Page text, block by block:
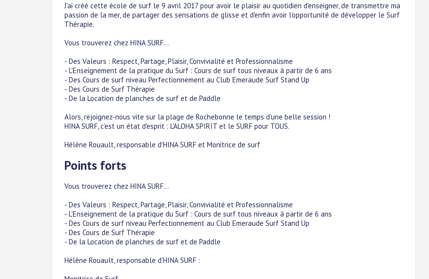
J'ai créé cette école de surf le 9 avril 2017 pour avoir le plaisir au quotidien d'enseigner, de transmettre ma
passion de la mer, de partager des sensations de glisse et d'enfin avoir l'opportunité de développer le Surf
Thérapie.
Vous trouverez chez HINA SURF...
- Des Valeurs : Respect, Partage, Plaisir, Convivialité et Professionnalisme
- L'Enseignement de la pratique du Surf : Cours de surf tous niveaux à partir de 6 ans
- Des Cours de surf niveau Perfectionnement au Club Emeraude Surf Stand Up
- Des Cours de Surf Thérapie
- De la Location de planches de surf et de Paddle
Alors, rejoignez-nous vite sur la plage de Rochebonne le temps d'une belle session !
HINA SURF, c'est un état d'esprit : L'ALOHA SPIRIT et le SURF pour TOUS.
Hélène Rouault, responsable d'HINA SURF et Monitrice de surf
Points forts
Vous trouverez chez HINA SURF...
- Des Valeurs : Respect, Partage, Plaisir, Convivialité et Professionnalisme
- L'Enseignement de la pratique du Surf : Cours de surf tous niveaux à partir de 6 ans
- Des Cours de surf niveau Perfectionnement au Club Emeraude Surf Stand Up
- Des Cours de Surf Thérapie
- De la Location de planches de surf et de Paddle
Hélène Rouault, responsable d'HINA SURF :